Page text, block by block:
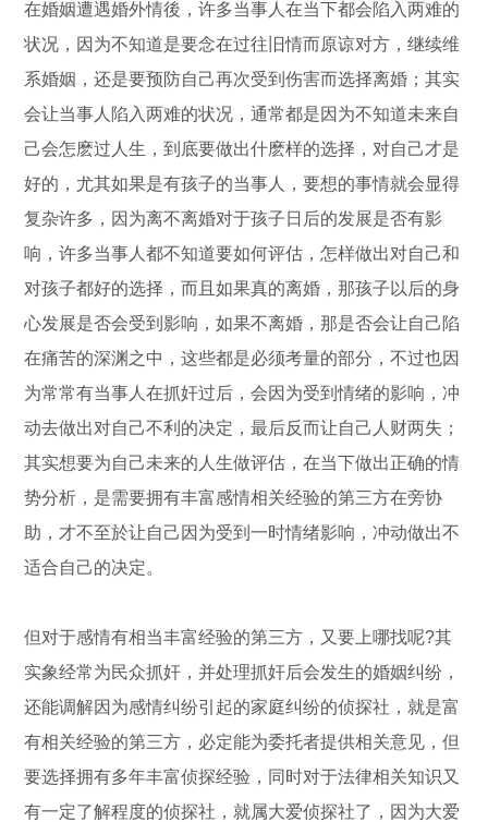
在婚姻遭遇婚外情後，许多当事人在当下都会陷入两难的
状况，因为不知道是要念在过往旧情而原谅对方，继续维
系婚姻，还是要预防自己再次受到伤害而选择离婚；其实
会让当事人陷入两难的状况，通常都是因为不知道未来自
己会怎麽过人生，到底要做出什麽样的选择，对自己才是
好的，尤其如果是有孩子的当事人，要想的事情就会显得
复杂许多，因为离不离婚对于孩子日后的发展是否有影
响，许多当事人都不知道要如何评估，怎样做出对自己和
对孩子都好的选择，而且如果真的离婚，那孩子以后的身
心发展是否会受到影响，如果不离婚，那是否会让自己陷
在痛苦的深渊之中，这些都是必须考量的部分，不过也因
为常常有当事人在抓奸过后，会因为受到情绪的影响，冲
动去做出对自己不利的决定，最后反而让自己人财两失；
其实想要为自己未来的人生做评估，在当下做出正确的情
势分析，是需要拥有丰富感情相关经验的第三方在旁协
助，才不至於让自己因为受到一时情绪影响，冲动做出不
适合自己的决定。
但对于感情有相当丰富经验的第三方，又要上哪找呢?其
实象经常为民众抓奸，并处理抓奸后会发生的婚姻纠纷，
还能调解因为感情纠纷引起的家庭纠纷的侦探社，就是富
有相关经验的第三方，必定能为委托者提供相关意见，但
要选择拥有多年丰富侦探经验，同时对于法律相关知识又
有一定了解程度的侦探社，就属大爱侦探社了，因为大爱